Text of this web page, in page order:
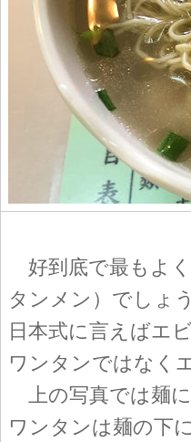
好到底で最もよ
タンメン）でしょ
日本式に言えばエ
ワンタンではなく
上の写真では麺
ワンタンは麺の下